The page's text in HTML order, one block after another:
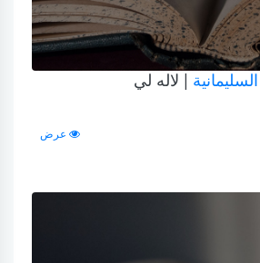
السليمانية | لاله لي
عرض